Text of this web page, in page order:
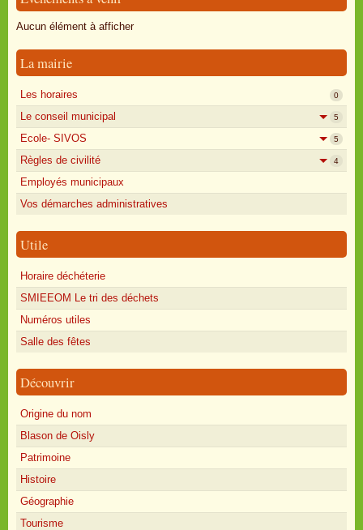
Oisly autrefois
Annonces
Aucun élément à afficher
La mairie
Les horaires 0
Le conseil municipal 5
Ecole- SIVOS 5
Règles de civilité 4
Employés municipaux
Vos démarches administratives
Utile
Horaire déchéterie
SMIEEOM Le tri des déchets
Numéros utiles
Salle des fêtes
Découvrir
Origine du nom
Blason de Oisly
Patrimoine
Histoire
Géographie
Tourisme